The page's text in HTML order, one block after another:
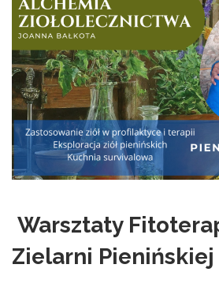
Warsztaty
Zielarni Pienińskiej